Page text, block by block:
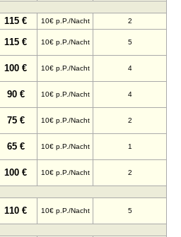
115 € 10€ p.P./Nacht 2
115 € 10€ p.P./Nacht 5
100 € 10€ p.P./Nacht 4
90 € 10€ p.P./Nacht 4
75 € 10€ p.P./Nacht 2
65 € 10€ p.P./Nacht 1
100 € 10€ p.P./Nacht 2
110 € 10€ p.P./Nacht 5